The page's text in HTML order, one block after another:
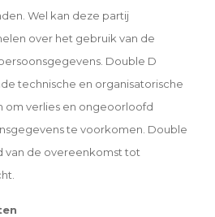
Wel kan deze partij
over het gebruik van de
Double D
technische en organisatorische
om verlies en ongeoorloofd
te voorkomen. Double
van de overeenkomst tot